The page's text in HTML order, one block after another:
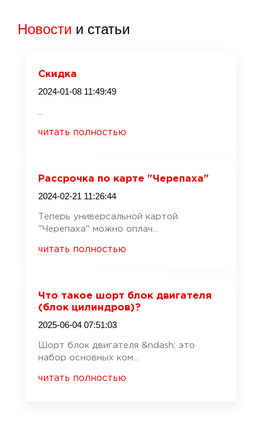
Новости и статьи
Скидка
2024-01-08 11:49:49
читать полностью
Рассрочка по карте "Черепаха"
2024-02-21 11:26:44
Теперь универсальной картой
"Черепаха" можно оплач...
читать полностью
Что такое шорт блок двигателя
(блок цилиндров)?
2025-06-04 07:51:03
Шорт блок двигателя &ndash; это
набор основных ком...
читать полностью